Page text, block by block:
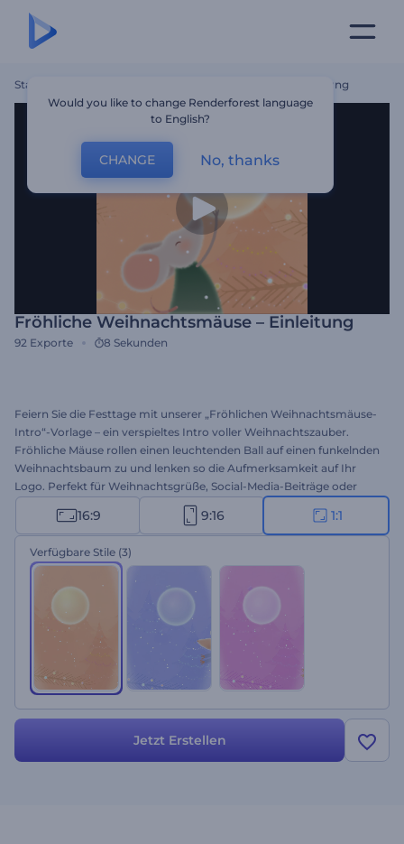
Startseite Fröhliche Weihnachtsmäuse – Einleitung
Fröhliche Weihnachtsmäuse – Einleitung
92 Exporte 8 Sekunden
Feiern Sie die Festtage mit unserer „Fröhlichen Weihnachtsmäuse-
Intro“-Vorlage – ein verspieltes Intro voller Weihnachtszauber.
Fröhliche Mäuse rollen einen leuchtenden Ball auf einen funkelnden
Weihnachtsbaum zu und lenken so die Aufmerksamkeit auf Ihr
Logo. Perfekt für Weihnachtsgrüße, Social-Media-Beiträge oder
Weihnachtsaktionen: Dieses Intro bringt festliche Stimmung in
jedes Projekt. Laden Sie Ihr Logo hoch, geben Sie Ihre Nachricht ein
und wählen Sie einen stimmungsvollen Musiktitel. Legen Sie jetzt
los und lassen Sie Ihre Marke erstrahlen!
16:9 9:16 1:1
Verfügbare Stile (3)
Jetzt Erstellen
Would you like to change Renderforest language
to English?
CHANGE No, thanks